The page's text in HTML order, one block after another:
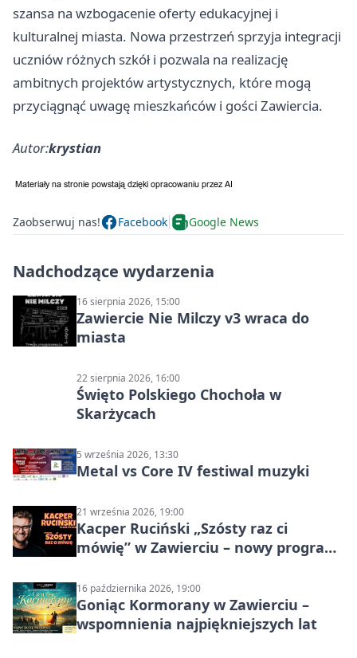
szansa na wzbogacenie oferty edukacyjnej i
kulturalnej miasta. Nowa przestrzeń sprzyja integracji
uczniów różnych szkół i pozwala na realizację
ambitnych projektów artystycznych, które mogą
przyciągnąć uwagę mieszkańców i gości Zawiercia.
Autor:krystian
Zaobserwuj nas! Facebook Google News
Nadchodzące wydarzenia
16 sierpnia 2026, 15:00
Zawiercie Nie Milczy v3 wraca do
miasta
22 sierpnia 2026, 16:00
Święto Polskiego Chochoła w
Skarżycach
5 września 2026, 13:30
Metal vs Core IV festiwal muzyki
21 września 2026, 19:00
Kacper Ruciński „Szósty raz ci
mówię” w Zawierciu – nowy program
16 października 2026, 19:00
Goniąc Kormorany w Zawierciu –
wspomnienia najpiękniejszych lat